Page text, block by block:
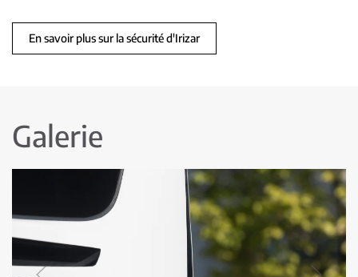
En savoir plus sur la sécurité d'Irizar
Galerie